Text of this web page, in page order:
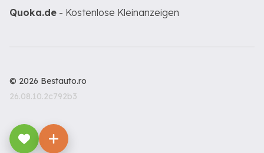
Quoka.de - Kostenlose Kleinanzeigen
© 2026 Bestauto.ro
26.08.10.2c792b3